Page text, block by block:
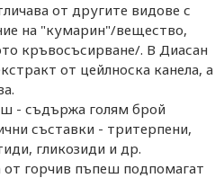
от другите видове с
на "кумарин"/вещество,
кръвосъсирване/. В Диасан
от цейлноска канела, а
- съдържа голям брой
съставки - тритерпени,
гликозиди и др.
от горчив пъпеш подпомагат